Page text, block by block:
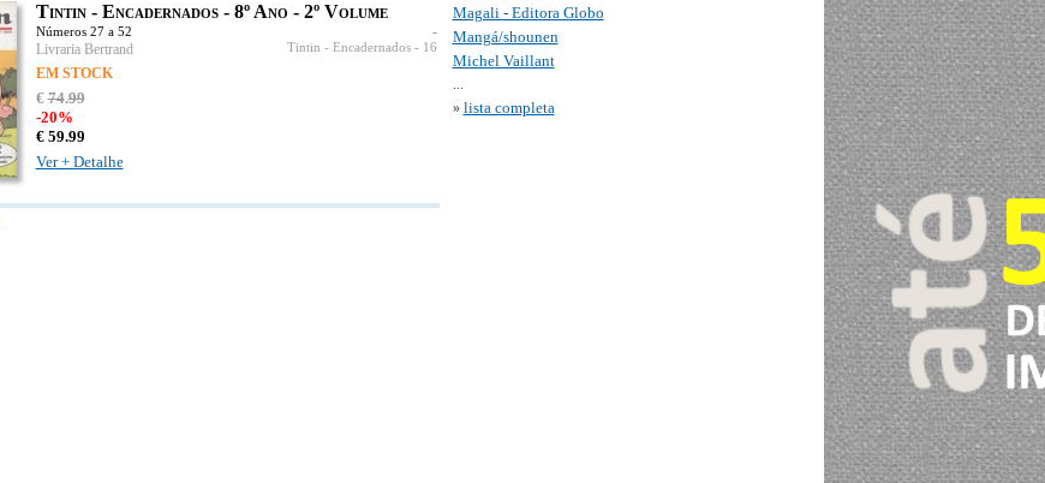
Tintin - Encadernados - 8º Ano - 2º Volume
Números 27 a 52
Livraria Bertrand
EM STOCK
€74.99
-20%
€ 59.99
Ver + Detalhe
-
Tintin - Encadernados- 16
Magali - Editora Globo
Mangá/shounen
Michel Vaillant
...
» lista completa